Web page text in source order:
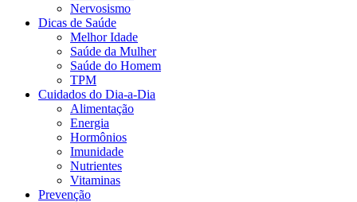
Nervosismo
Dicas de Saúde
Melhor Idade
Saúde da Mulher
Saúde do Homem
TPM
Cuidados do Dia-a-Dia
Alimentação
Energia
Hormônios
Imunidade
Nutrientes
Vitaminas
Prevenção